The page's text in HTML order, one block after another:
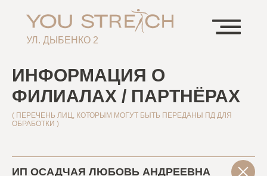
УЛ. ДЫБЕНКО 2
ИНФОРМАЦИЯ О
ФИЛИАЛАХ / ПАРТНЁРАХ
( ПЕРЕЧЕНЬ ЛИЦ, КОТОРЫМ МОГУТ БЫТЬ ПЕРЕДАНЫ ПД ДЛЯ
ОБРАБОТКИ )
ИП ОСАДЧАЯ ЛЮБОВЬ АНДРЕЕВНА